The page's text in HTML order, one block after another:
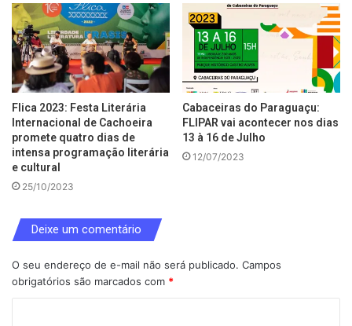
Flica 2023: Festa Literária
Internacional de Cachoeira
promete quatro dias de
intensa programação literária
e cultural
25/10/2023
Cabaceiras do Paraguaçu:
FLIPAR vai acontecer nos dias
13 à 16 de Julho
12/07/2023
Deixe um comentário
O seu endereço de e-mail não será publicado. Campos
obrigatórios são marcados com *